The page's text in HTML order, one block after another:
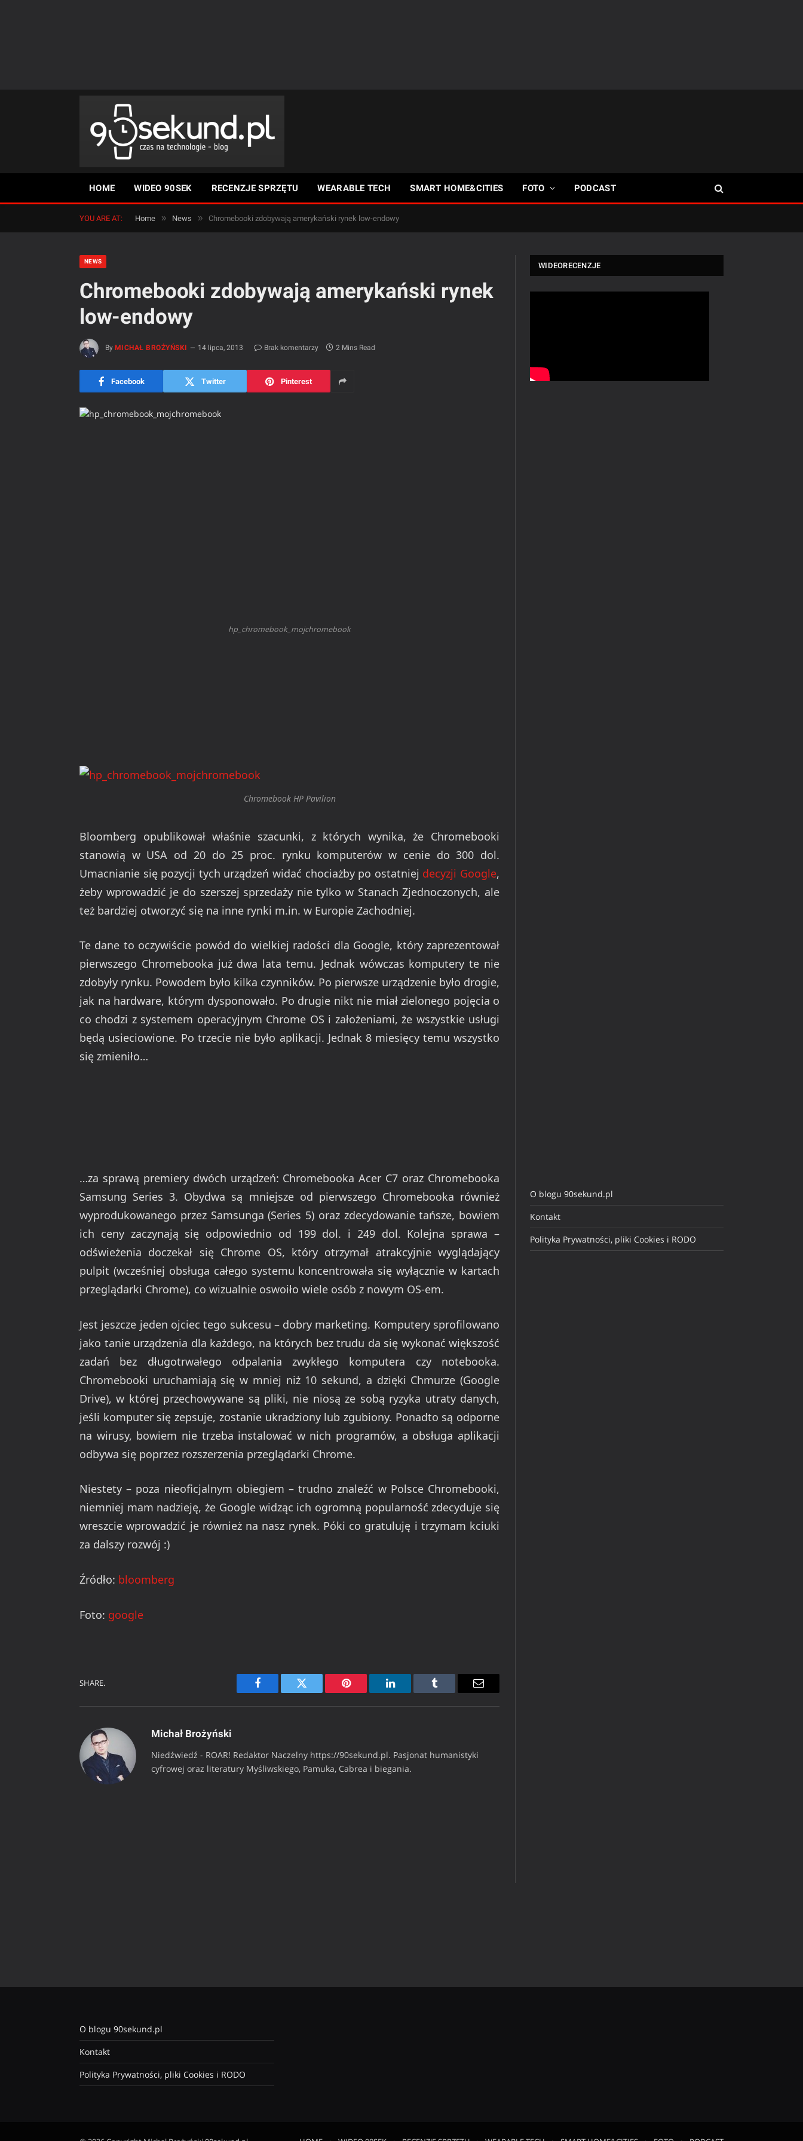
HOME WIDEO 90SEK RECENZJE SPRZĘTU WEARABLE TECH SMART HOME&CITIES FOTO PODCAST
YOU ARE AT: Home » News » Chromebooki zdobywają amerykański rynek low-endowy
NEWS
Chromebooki zdobywają amerykański rynek
low-endowy
By MICHAŁ BROŻYŃSKI 14 lipca, 2013 Brak komentarzy 2 Mins Read
Facebook Twitter Pinterest
hp_chromebook_mojchromebook
Chromebook HP Pavilion
Bloomberg opublikował właśnie szacunki, z których wynika, że Chromebooki
stanowią w USA od 20 do 25 proc. rynku komputerów w cenie do 300 dol.
Umacnianie się pozycji tych urządzeń widać chociażby po ostatniej decyzji Google,
żeby wprowadzić je do szerszej sprzedaży nie tylko w Stanach Zjednoczonych, ale
też bardziej otworzyć się na inne rynki m.in. w Europie Zachodniej.
Te dane to oczywiście powód do wielkiej radości dla Google, który zaprezentował
pierwszego Chromebooka już dwa lata temu. Jednak wówczas komputery te nie
zdobyły rynku. Powodem było kilka czynników. Po pierwsze urządzenie było drogie,
jak na hardware, którym dysponowało. Po drugie nikt nie miał zielonego pojęcia o
co chodzi z systemem operacyjnym Chrome OS i założeniami, że wszystkie usługi
będą usieciowione. Po trzecie nie było aplikacji. Jednak 8 miesięcy temu wszystko
się zmieniło…
…za sprawą premiery dwóch urządzeń: Chromebooka Acer C7 oraz Chromebooka
Samsung Series 3. Obydwa są mniejsze od pierwszego Chromebooka również
wyprodukowanego przez Samsunga (Series 5) oraz zdecydowanie tańsze, bowiem
ich ceny zaczynają się odpowiednio od 199 dol. i 249 dol. Kolejna sprawa –
odświeżenia doczekał się Chrome OS, który otrzymał atrakcyjnie wyglądający
pulpit (wcześniej obsługa całego systemu koncentrowała się wyłącznie w kartach
przeglądarki Chrome), co wizualnie oswoiło wiele osób z nowym OS-em.
Jest jeszcze jeden ojciec tego sukcesu – dobry marketing. Komputery sprofilowano
jako tanie urządzenia dla każdego, na których bez trudu da się wykonać większość
zadań bez długotrwałego odpalania zwykłego komputera czy notebooka.
Chromebooki uruchamiają się w mniej niż 10 sekund, a dzięki Chmurze (Google
Drive), w której przechowywane są pliki, nie niosą ze sobą ryzyka utraty danych,
jeśli komputer się zepsuje, zostanie ukradziony lub zgubiony. Ponadto są odporne
na wirusy, bowiem nie trzeba instalować w nich programów, a obsługa aplikacji
odbywa się poprzez rozszerzenia przeglądarki Chrome.
Niestety – poza nieoficjalnym obiegiem – trudno znaleźć w Polsce Chromebooki,
niemniej mam nadzieję, że Google widząc ich ogromną popularność zdecyduje się
wreszcie wprowadzić je również na nasz rynek. Póki co gratuluję i trzymam kciuki
za dalszy rozwój :)
Źródło: bloomberg
Foto: google
SHARE.
Facebook Twitter Pinterest LinkedIn Tumblr Email
Michał Brożyński
Niedźwiedź - ROAR! Redaktor Naczelny https://90sekund.pl. Pasjonat humanistyki
cyfrowej oraz literatury Myśliwskiego, Pamuka, Cabrea i biegania.
WIDEORECENZJE
O blogu 90sekund.pl
Kontakt
Polityka Prywatności, pliki Cookies i RODO
O blogu 90sekund.pl
Kontakt
Polityka Prywatności, pliki Cookies i RODO